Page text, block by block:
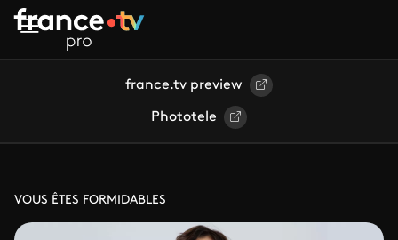
Aller au contenu principal
france.tv preview
Phototele
VOUS ÊTES FORMIDABLES